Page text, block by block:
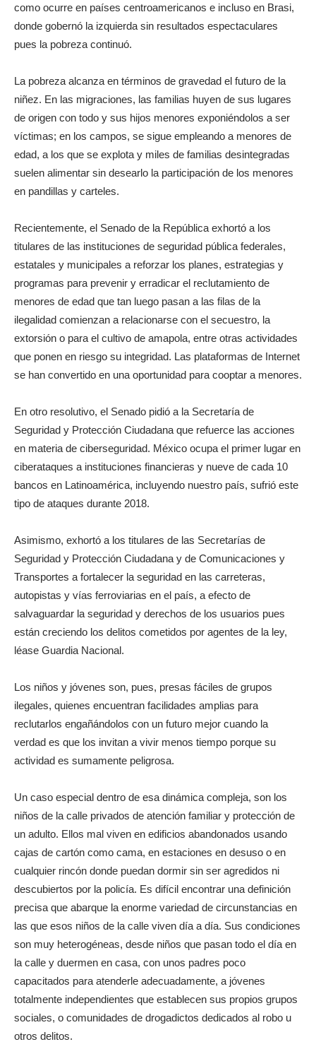
como ocurre en países centroamericanos e incluso en Brasi,
donde gobernó la izquierda sin resultados espectaculares
pues la pobreza continuó.
La pobreza alcanza en términos de gravedad el futuro de la
niñez. En las migraciones, las familias huyen de sus lugares
de origen con todo y sus hijos menores exponiéndolos a ser
víctimas; en los campos, se sigue empleando a menores de
edad, a los que se explota y miles de familias desintegradas
suelen alimentar sin desearlo la participación de los menores
en pandillas y carteles.
Recientemente, el Senado de la República exhortó a los
titulares de las instituciones de seguridad pública federales,
estatales y municipales a reforzar los planes, estrategias y
programas para prevenir y erradicar el reclutamiento de
menores de edad que tan luego pasan a las filas de la
ilegalidad comienzan a relacionarse con el secuestro, la
extorsión o para el cultivo de amapola, entre otras actividades
que ponen en riesgo su integridad. Las plataformas de Internet
se han convertido en una oportunidad para cooptar a menores.
En otro resolutivo, el Senado pidió a la Secretaría de
Seguridad y Protección Ciudadana que refuerce las acciones
en materia de ciberseguridad. México ocupa el primer lugar en
ciberataques a instituciones financieras y nueve de cada 10
bancos en Latinoamérica, incluyendo nuestro país, sufrió este
tipo de ataques durante 2018.
Asimismo, exhortó a los titulares de las Secretarías de
Seguridad y Protección Ciudadana y de Comunicaciones y
Transportes a fortalecer la seguridad en las carreteras,
autopistas y vías ferroviarias en el país, a efecto de
salvaguardar la seguridad y derechos de los usuarios pues
están creciendo los delitos cometidos por agentes de la ley,
léase Guardia Nacional.
Los niños y jóvenes son, pues, presas fáciles de grupos
ilegales, quienes encuentran facilidades amplias para
reclutarlos engañándolos con un futuro mejor cuando la
verdad es que los invitan a vivir menos tiempo porque su
actividad es sumamente peligrosa.
Un caso especial dentro de esa dinámica compleja, son los
niños de la calle privados de atención familiar y protección de
un adulto. Ellos mal viven en edificios abandonados usando
cajas de cartón como cama, en estaciones en desuso o en
cualquier rincón donde puedan dormir sin ser agredidos ni
descubiertos por la policía. Es difícil encontrar una definición
precisa que abarque la enorme variedad de circunstancias en
las que esos niños de la calle viven día a día. Sus condiciones
son muy heterogéneas, desde niños que pasan todo el día en
la calle y duermen en casa, con unos padres poco
capacitados para atenderle adecuadamente, a jóvenes
totalmente independientes que establecen sus propios grupos
sociales, o comunidades de drogadictos dedicados al robo u
otros delitos.